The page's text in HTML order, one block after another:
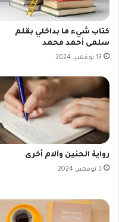
كتاب شيء ما بداخلي بقلم
سلمى أحمد محمد
13 نوفمبر، 2024
رواية الحنين وآلام أخرى
3 نوفمبر، 2024